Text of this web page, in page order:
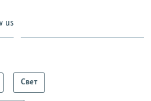
us
Свет